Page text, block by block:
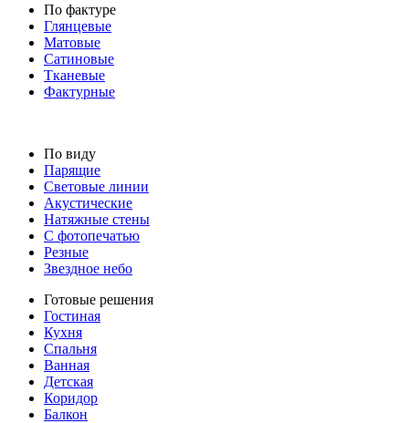
По фактуре
Глянцевые
Матовые
Сатиновые
Тканевые
Фактурные
По виду
Парящие
Световые линии
Акустические
Натяжные стены
С фотопечатью
Резные
Звездное небо
Готовые решения
Гостиная
Кухня
Спальня
Ванная
Детская
Коридор
Балкон